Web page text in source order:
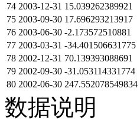
74 2003-12-31 15.039262389921
75 2003-09-30 17.696293213917
76 2003-06-30 -2.173572510881
77 2003-03-31 -34.401506631775
78 2002-12-31 70.139393088691
79 2002-09-30 -31.053114331774
80 2002-06-30 247.552078549834
数据说明